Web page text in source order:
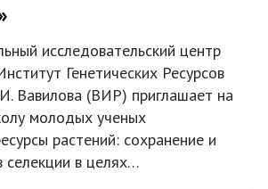
исследовательский центр
Генетических Ресурсов
Вавилова (ВИР) приглашает на
молодых ученых
растений: сохранение и
селекции в целях…